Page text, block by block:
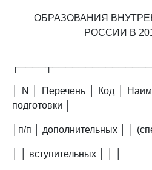
ОБРАЗОВАНИЯ
РОССИИ В
│ N │ Перечень │ Код │
подготовки │
│п/п │ дополнительных │ │
│ │ вступительных │ │ │